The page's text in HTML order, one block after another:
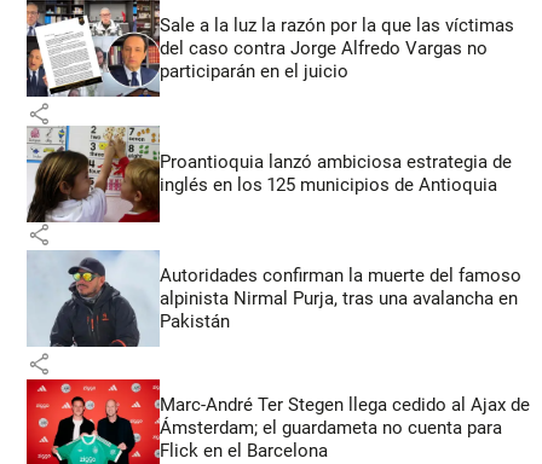
Sale a la luz la razón por la que las víctimas
del caso contra Jorge Alfredo Vargas no
participarán en el juicio
share
Proantioquia lanzó ambiciosa estrategia de
inglés en los 125 municipios de Antioquia
share
Autoridades confirman la muerte del famoso
alpinista Nirmal Purja, tras una avalancha en
Pakistán
share
Marc-André Ter Stegen llega cedido al Ajax de
Ámsterdam; el guardameta no cuenta para
Flick en el Barcelona